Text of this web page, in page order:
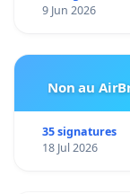
9 Jun 2026
Non au
35 signatures
18 Jul 2026